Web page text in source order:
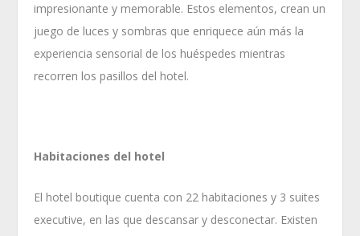
impresionante y memorable. Estos elementos, crean un
juego de luces y sombras que enriquece aún más la
experiencia sensorial de los huéspedes mientras
recorren los pasillos del hotel.
Habitaciones del hotel
El hotel boutique cuenta con 22 habitaciones y 3 suites
executive, en las que descansar y desconectar. Existen